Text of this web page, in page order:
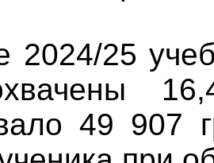
2024/25
49 907